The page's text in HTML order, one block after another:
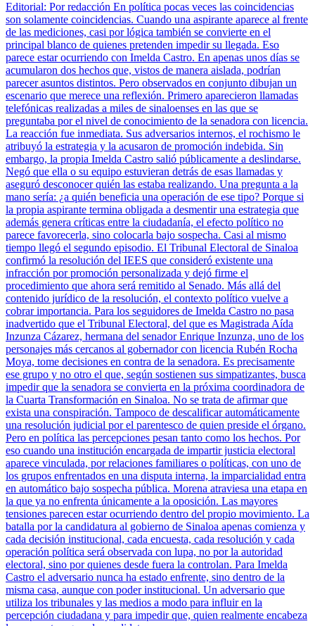
Editorial: Por redacción En política pocas veces las coincidencias
son solamente coincidencias. Cuando una aspirante aparece al frente
de las mediciones, casi por lógica también se convierte en el
principal blanco de quienes pretenden impedir su llegada. Eso
parece estar ocurriendo con Imelda Castro. En apenas unos días se
acumularon dos hechos que, vistos de manera aislada, podrían
parecer asuntos distintos. Pero observados en conjunto dibujan un
escenario que merece una reflexión. Primero aparecieron llamadas
telefónicas realizadas a miles de sinaloenses en las que se
preguntaba por el nivel de conocimiento de la senadora con licencia.
La reacción fue inmediata. Sus adversarios internos, el rochismo le
atribuyó la estrategia y la acusaron de promoción indebida. Sin
embargo, la propia Imelda Castro salió públicamente a deslindarse.
Negó que ella o su equipo estuvieran detrás de esas llamadas y
aseguró desconocer quién las estaba realizando. Una pregunta a la
mano sería: ¿a quién beneficia una operación de ese tipo? Porque si
la propia aspirante termina obligada a desmentir una estrategia que
además genera críticas entre la ciudadanía, el efecto político no
parece favorecerla, sino colocarla bajo sospecha. Casi al mismo
tiempo llegó el segundo episodio. El Tribunal Electoral de Sinaloa
confirmó la resolución del IEES que consideró existente una
infracción por promoción personalizada y dejó firme el
procedimiento que ahora será remitido al Senado. Más allá del
contenido jurídico de la resolución, el contexto político vuelve a
cobrar importancia. Para los seguidores de Imelda Castro no pasa
inadvertido que el Tribunal Electoral, del que es Magistrada Aída
Inzunza Cázarez, hermana del senador Enrique Inzunza, uno de los
personajes más cercanos al gobernador con licencia Rubén Rocha
Moya, tome decisiones en contra de la senadora. Es precisamente
ese grupo y no otro el que, según sostienen sus simpatizantes, busca
impedir que la senadora se convierta en la próxima coordinadora de
la Cuarta Transformación en Sinaloa. No se trata de afirmar que
exista una conspiración. Tampoco de descalificar automáticamente
una resolución judicial por el parentesco de quien preside el órgano.
Pero en política las percepciones pesan tanto como los hechos. Por
eso cuando una institución encargada de impartir justicia electoral
aparece vinculada, por relaciones familiares o políticas, con uno de
los grupos enfrentados en una disputa interna, la imparcialidad entra
en automático bajo sospecha pública. Morena atraviesa una etapa en
la que ya no enfrenta únicamente a la oposición. Las mayores
tensiones parecen estar ocurriendo dentro del propio movimiento. La
batalla por la candidatura al gobierno de Sinaloa apenas comienza y
cada decisión institucional, cada encuesta, cada resolución y cada
operación política será observada con lupa, no por la autoridad
electoral, sino por quienes desde fuera la controlan. Para Imelda
Castro el adversario nunca ha estado enfrente, sino dentro de la
misma casa, aunque con poder institucional. Un adversario que
utiliza los tribunales y las medios a modo para influir en la
percepción ciudadana y para impedir que, quien realmente encabeza